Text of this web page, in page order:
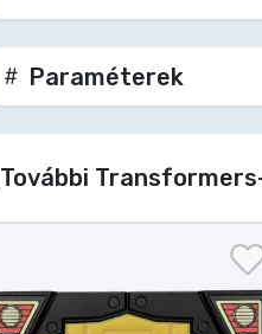
Paraméterek
További